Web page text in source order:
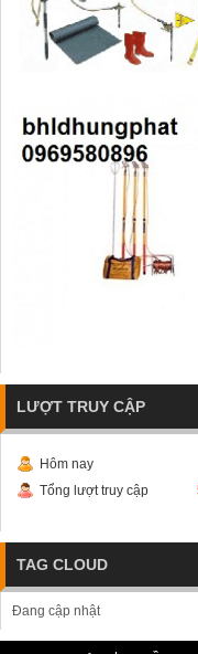
LƯỢT TRUY CẬP
Hôm nay
Tổng lượt truy cập
TAG CLOUD
Đang cập nhật